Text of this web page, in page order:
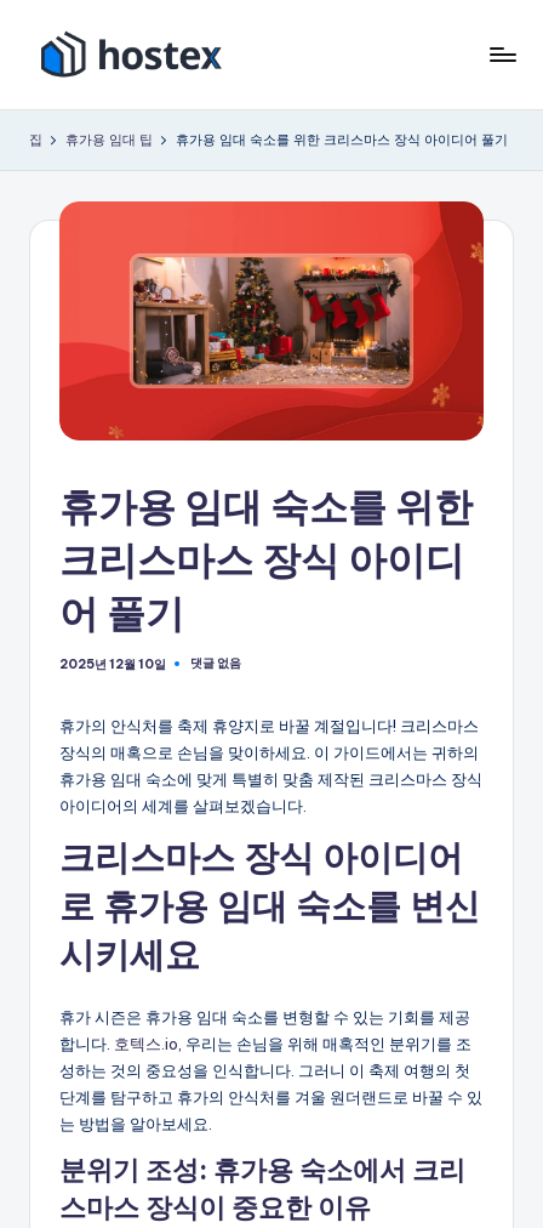
츠
텍
스
휴
집 휴가용 임대 팁 휴가용 임대 숙소를 위한 크리스마스 장식 아이디어 풀기
휴가용 임대 숙소를 위한
크리스마스 장식 아이디
어 풀기
2025년 12월 10일 댓글 없음
휴가의 안식처를 축제 휴양지로 바꿀 계절입니다! 크리스마스
장식의 매혹으로 손님을 맞이하세요. 이 가이드에서는 귀하의
휴가용 임대 숙소에 맞게 특별히 맞춤 제작된 크리스마스 장식
아이디어의 세계를 살펴보겠습니다.
크리스마스 장식 아이디어
로 휴가용 임대 숙소를 변신
시키세요
휴가 시즌은 휴가용 임대 숙소를 변형할 수 있는 기회를 제공
합니다. 호텍스.io , 우리는 손님을 위해 매혹적인 분위기를 조
성하는 것의 중요성을 인식합니다. 그러니 이 축제 여행의 첫
단계를 탐구하고 휴가의 안식처를 겨울 원더랜드로 바꿀 수 있
는 방법을 알아보세요.
분위기 조성: 휴가용 숙소에서 크리
스마스 장식이 중요한 이유